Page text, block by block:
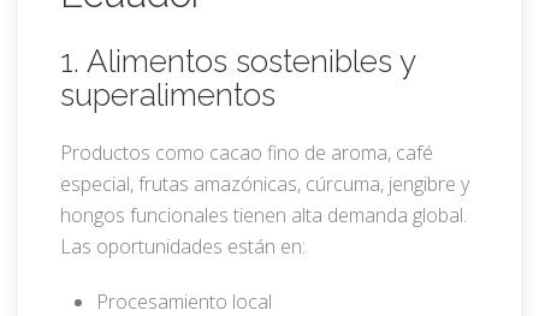
1. Alimentos sostenibles y
superalimentos
Productos como cacao fino de aroma, café
especial, frutas amazónicas, cúrcuma, jengibre y
hongos funcionales tienen alta demanda global.
Las oportunidades están en:
Procesamiento local